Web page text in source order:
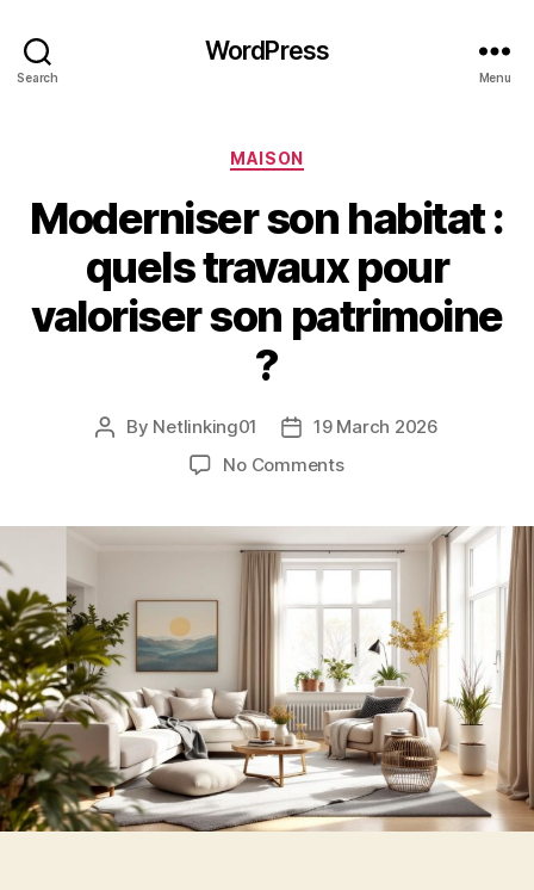
Search
WordPress
Menu
Categories
MAISON
Moderniser son habitat :
quels travaux pour
valoriser son patrimoine
?
Post
By Netlinking01
Post19 March 2026
No Commentson
habitat
:
travaux
pour
valoriser
son
patrimoine
?